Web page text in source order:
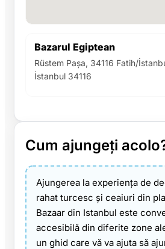
Bazarul Egiptean
Rüstem Paşa, 34116 Fatih/
İstanbul 34116
Cum ajungeți
Ajungerea la experiența de
rahat turcesc și ceaiuri din
Bazaar din Istanbul este
accesibilă din diferite zone
un ghid care vă va ajuta să